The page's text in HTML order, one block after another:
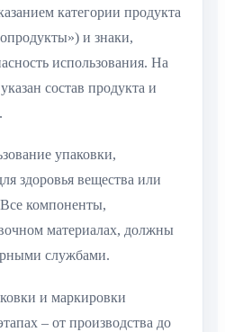
категории продукта
и знаки,
использования. На
состав продукта и
упаковки,
здоровья вещества или
компоненты,
материалах, должны
службами.
и маркировки
– от производства до